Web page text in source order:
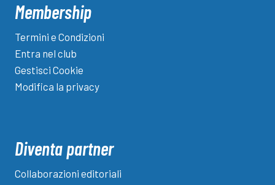
Membership
Termini e Condizioni
Entra nel club
Gestisci Cookie
Modifica la privacy
Diventa partner
Collaborazioni editoriali